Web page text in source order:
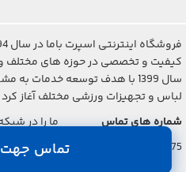
تماس
کیفیت و تخصصی در حوزه های مختلف
سال 1399 با هدف توسعه خدمات
لباس و تجهیزات ورزشی مختلف آغاز کرد
شماره های تماس
021-2842-7275
ما را در
اجتماعی